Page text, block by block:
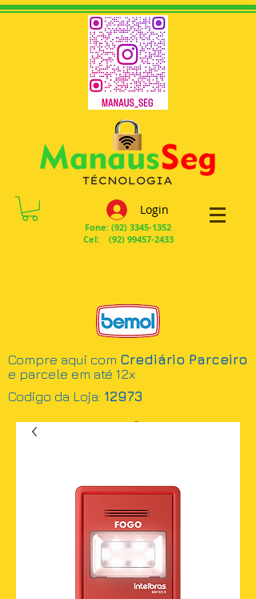
Login
Fone: (92) 3345-1352
Cel: (92) 99457-2433
Compre aqui com Crediário Parceiro
e parcele em até 12x
Codigo da Loja: 12973